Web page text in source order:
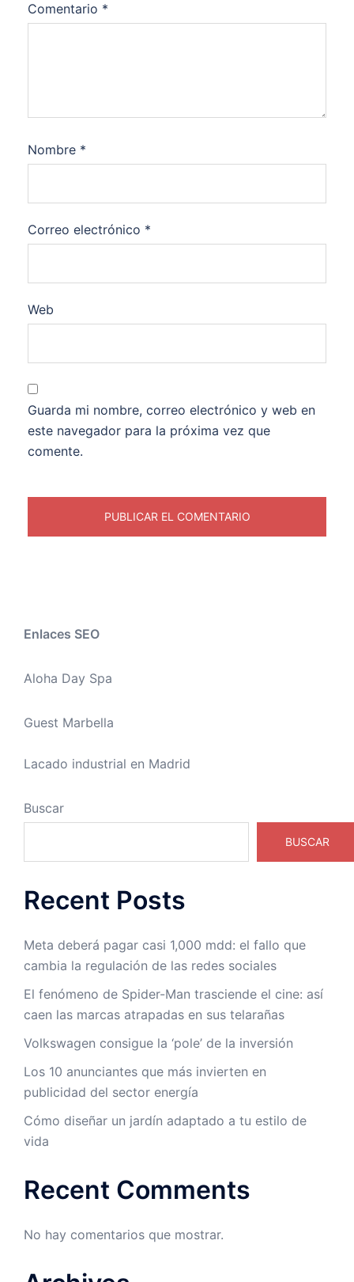
Comentario *
Nombre *
Correo electrónico *
Web
Guarda mi nombre, correo electrónico y web en
este navegador para la próxima vez que
comente.
Enlaces SEO
Aloha Day Spa
Guest Marbella
Lacado industrial en Madrid
Buscar
BUSCAR
Recent Posts
Meta deberá pagar casi 1,000 mdd: el fallo que
cambia la regulación de las redes sociales
El fenómeno de Spider-Man trasciende el cine: así
caen las marcas atrapadas en sus telarañas
Volkswagen consigue la ‘pole’ de la inversión
Los 10 anunciantes que más invierten en
publicidad del sector energía
Cómo diseñar un jardín adaptado a tu estilo de
vida
Recent Comments
No hay comentarios que mostrar.